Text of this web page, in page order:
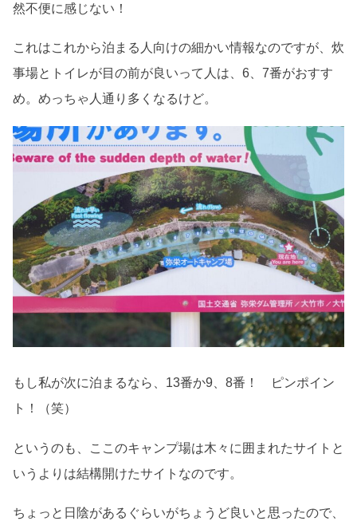
然不便に感じない！
これはこれから泊まる人向けの細かい情報なのですが、炊
事場とトイレが目の前が良いって人は、6、7番がおすす
め。めっちゃ人通り多くなるけど。
もし私が次に泊まるなら、13番か9、8番！ ピンポイン
ト！（笑）
というのも、ここのキャンプ場は木々に囲まれたサイトと
いうよりは結構開けたサイトなのです。
ちょっと日陰があるぐらいがちょうど良いと思ったので、